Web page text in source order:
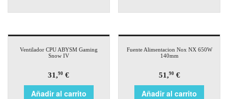
Ventilador CPU ABYSM Gaming
Snow IV
31,90 €
Añadir al carrito
Fuente Alimentacion Nox NX 650W
140mm
51,90€
Añadir al carrito